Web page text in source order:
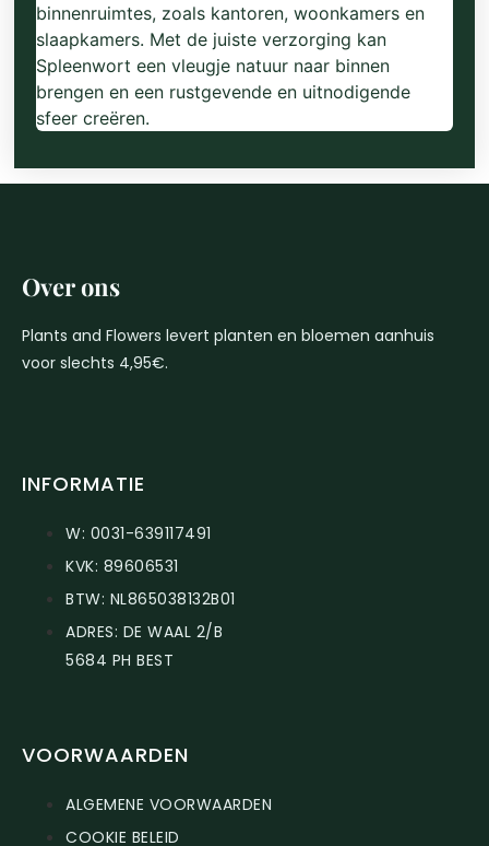
binnenruimtes, zoals kantoren, woonkamers en
slaapkamers. Met de juiste verzorging kan
Spleenwort een vleugje natuur naar binnen
brengen en een rustgevende en uitnodigende
sfeer creëren.
Over ons
Plants and Flowers levert planten en bloemen aanhuis
voor slechts 4,95€.
INFORMATIE
W: 0031-639117491
KVK: 89606531
BTW: NL865038132B01
ADRES: DE WAAL 2/B
5684 PH BEST
VOORWAARDEN
ALGEMENE VOORWAARDEN
COOKIE BELEID